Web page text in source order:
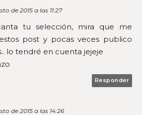
de 2015 a las 11:27
tu selección, mira que me
post y pocas veces publico
lo tendré en cuenta jejeje
Responder
de 2015 a las 14:26